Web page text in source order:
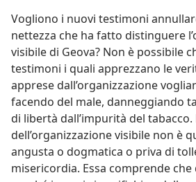
Vogliono i nuovi testimoni
nettezza che ha fatto distinguere
visibile di Geova? Non è possibile
testimoni i quali apprezzano le
apprese dall’organizzazione
facendo del male, danneggiando
di libertà dall’impurità del tabacco.
dell’organizzazione visibile non è
angusta o dogmatica o priva di
misericordia. Essa comprende